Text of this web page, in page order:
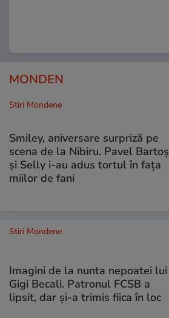
MONDEN
Stiri Mondene
Smiley, aniversare surpriză pe
scena de la Nibiru. Pavel Bartoș
și Selly i-au adus tortul în fața
miilor de fani
Stiri Mondene
Imagini de la nunta nepoatei lui
Gigi Becali. Patronul FCSB a
lipsit, dar și-a trimis fiica în loc